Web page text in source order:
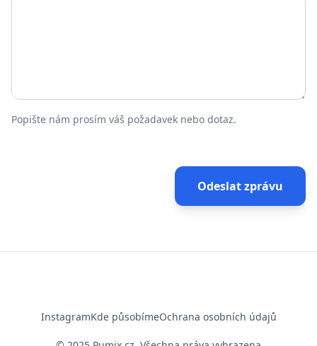
Popište nám prosím váš požadavek nebo dotaz.
Odeslat zprávu
InstagramKde působímeOchrana osobních údajů